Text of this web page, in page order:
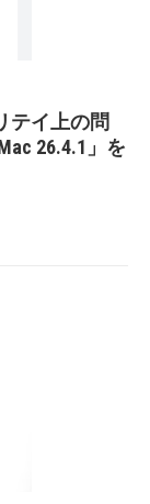
テイ上の問
26.4.1」を